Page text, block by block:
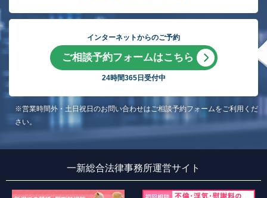
インターネットからのご予約
ご相談予約フォームはこちら
24時間365日受付中
※営業時間外・土日祝日のお問い合わせはご相談予約フォームをご利用くだ
さい。
一新総合法律事務所運営サイト